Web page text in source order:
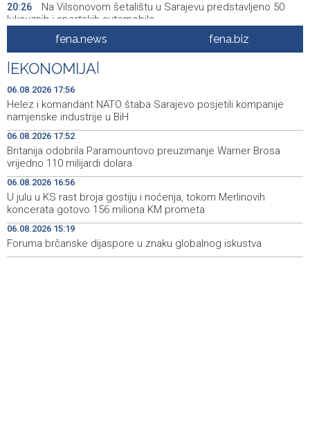
20:26
Na Vilsonovom šetalištu u Sarajevu predstavljeno 50
luksuznih i sportskih automobila
Announcement of events for Friday, 7 August 2026
19:55
Drugi Festival bakri okupio mještane i posjetitelje kod
Livna
19:45
Novi Travnik receives first direct EU funding for UNESCO
heritage project
19:33
Crishock: OHR maintains an open dialogue with all
political stakeholders in BiH
19:32
Velika nagrada Britanije ostaje u MotoGP kalendaru do
2028. godine
19:29
Španska krajnja ljevica i desnica ujedinjene protiv
Maroka kao suorganizatora SP 2030.
fena.news fena.biz
EKONOMIJA
06.08.2026 17:56
Helez i komandant NATO štaba Sarajevo posjetili kompanije
namjenske industrije u BiH
06.08.2026 17:52
Britanija odobrila Paramountovo preuzimanje Warner Brosa
vrijedno 110 milijardi dolara
06.08.2026 16:56
U julu u KS rast broja gostiju i noćenja, tokom Merlinovih
koncerata gotovo 156 miliona KM prometa
06.08.2026 15:19
Foruma brčanske dijaspore u znaku globalnog iskustva